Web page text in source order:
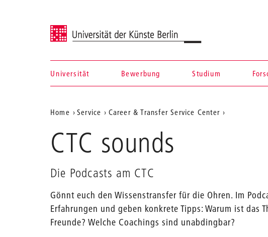
Universität der Künste Berlin
Navigation &
Suche
Universität Bewerbung Studium
Aktuelle
Position
auf
Webseite
Home Service Career & Transfer Service Center
CTC sounds
Die Podcasts am CTC
Gönnt euch den Wissenstransfer für die Ohren. Im
Erfahrungen und geben konkrete Tipps: Warum ist
Freunde? Welche Coachings sind unabdingbar?